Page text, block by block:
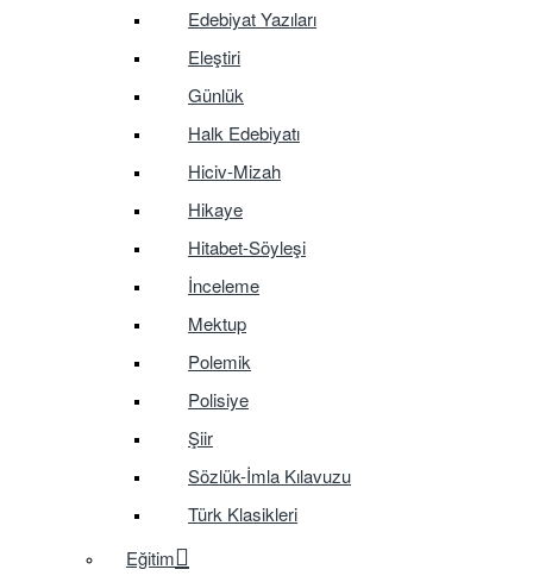
Edebiyat Yazıları
Eleştiri
Günlük
Halk Edebiyatı
Hiciv-Mizah
Hikaye
Hitabet-Söyleşi
İnceleme
Mektup
Polemik
Polisiye
Şiir
Sözlük-İmla Kılavuzu
Türk Klasikleri
Eğitim